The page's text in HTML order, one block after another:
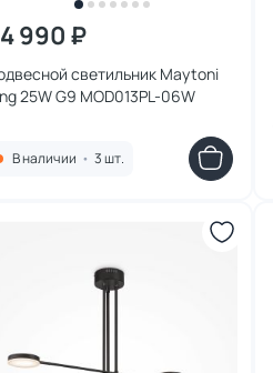
990 ₽
светильник Maytoni
25W G9 MOD013PL-06W
В наличии • 3 шт.